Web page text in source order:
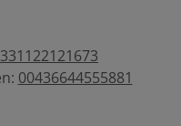
00436644555881